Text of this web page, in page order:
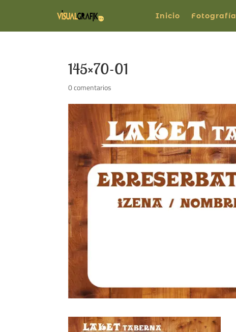
Inicio Fotografía
145×70-01
0 comentarios